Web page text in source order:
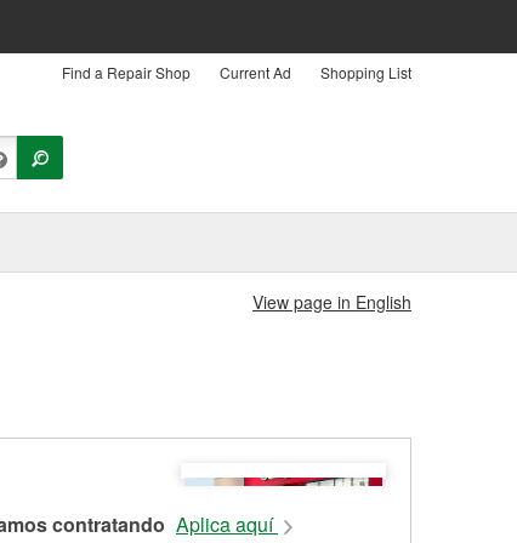
Find a Repair Shop Current Ad Shopping List
View page in English
contratando Aplica aquí